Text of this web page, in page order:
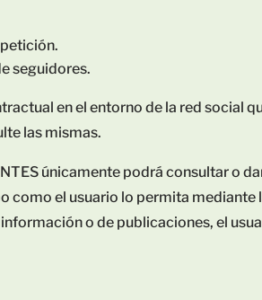
seguidores.
en el entorno de la red social
las mismas.
únicamente podrá consultar o
el usuario lo permita mediante
o de publicaciones, el